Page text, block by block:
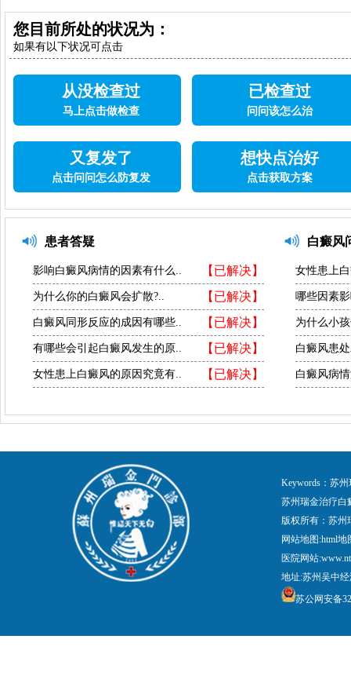
您目前所处的状况为：
如果有以下状况可点击
从没检查过
马上点击做检查
已检查过
问问该怎么治
又复发了
点击问问怎么防复发
想快点治好
点击获取方案
患者答疑
【已解决】
影响白癜风病情的因素有什么..
【已解决】
为什么你的白癜风会扩散?..
【已解决】
白癜风同形反应的成因有哪些..
【已解决】
有哪些会引起白癜风发生的原..
【已解决】
女性患上白癜风的原因究竟有..
白癜风
女性患上
哪些因素
为什么小
白癜风患
白癜风病
Keywords：苏
苏州瑞金治疗白
版权所有：苏
网站地图:html地
医院网站
地址:苏州吴中
苏公网安备